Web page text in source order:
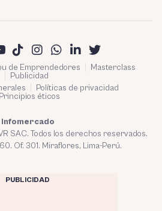
de Emprendedores
Masterclass
Publicidad
Políticas de privacidad
Principios éticos
Infomercado
SAC. Todos los derechos reservados.
Of. 301. Miraflores, Lima-Perú.
PUBLICIDAD